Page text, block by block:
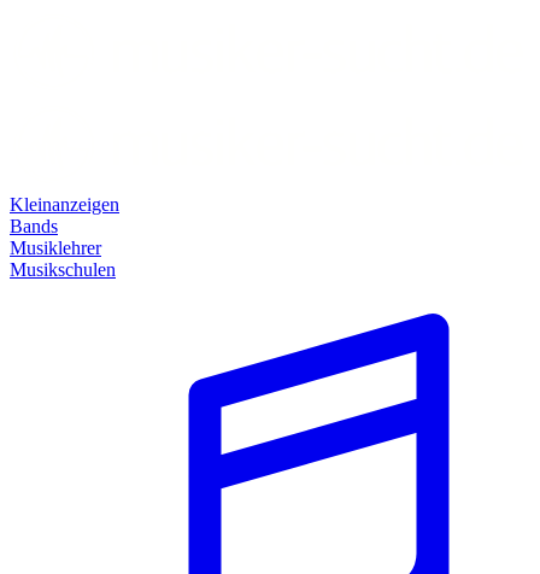
Kleinanzeigen
Bands
Musiklehrer
Musikschulen